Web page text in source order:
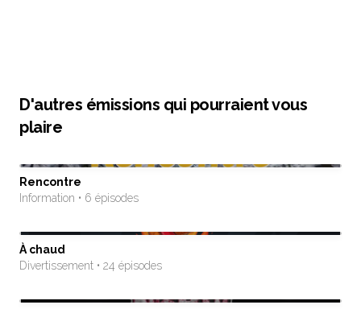
D'autres émissions qui pourraient vous
plaire
Rencontre
Information • 6 épisodes
À chaud
Divertissement • 24 épisodes